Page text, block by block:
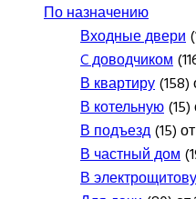
По назначению
Входные двери
C доводчиком
В квартиру(158)
В котельную
В подъезд(15)
В частный дом
В